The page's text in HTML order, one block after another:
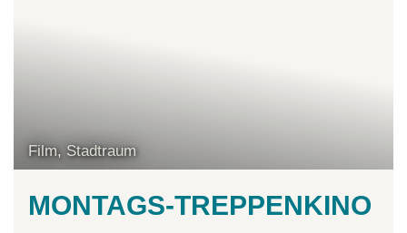
Film, Stadtraum
MONTAGS-TREPPENKINO